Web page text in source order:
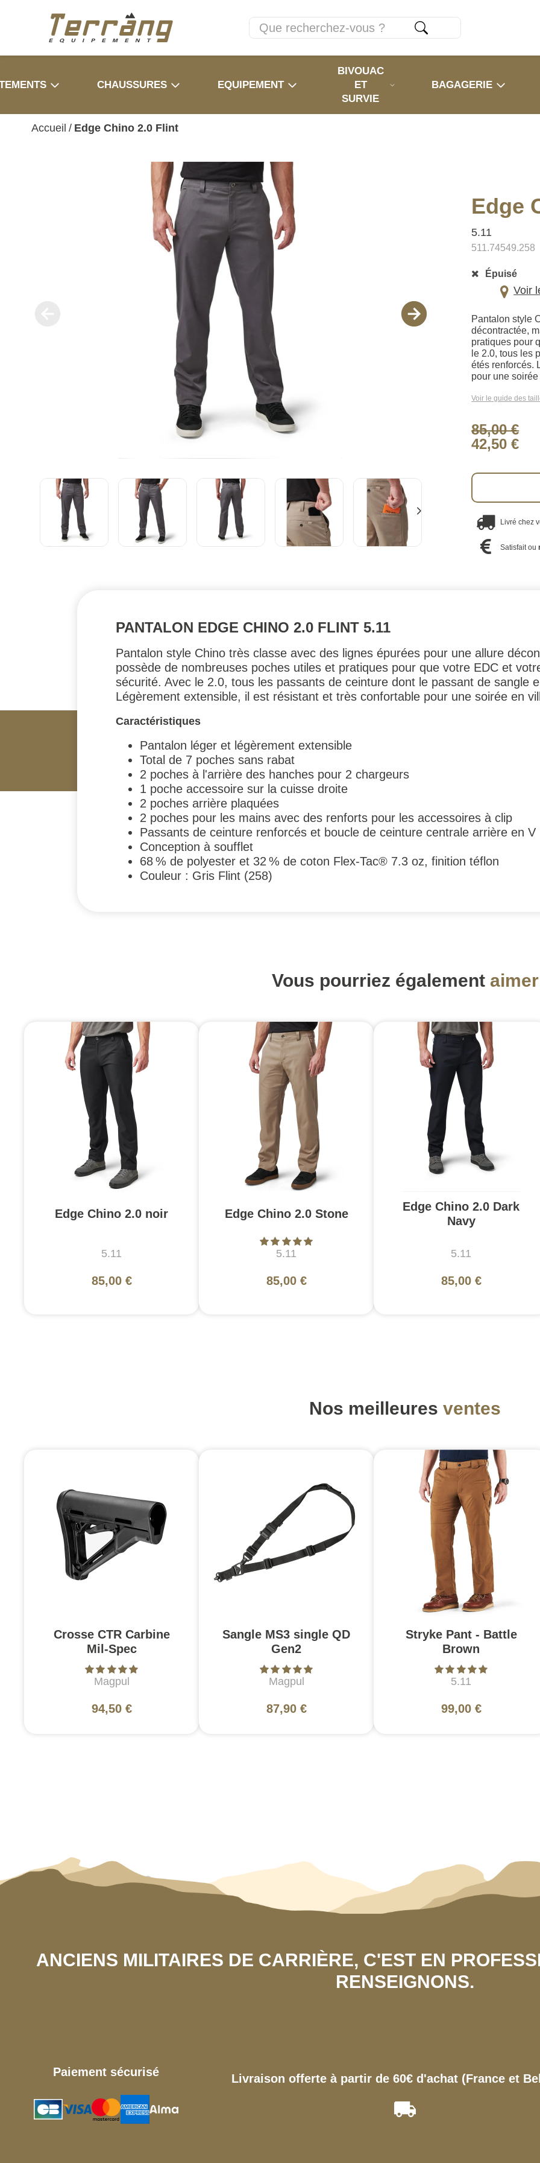
CHAUSSURES EQUIPEMENT
BIVOUAC
ET
SURVIE
BAGAGERIE
Accueil / Edge Chino 2.0 Flint
Edge
5.11
511.74549.258
Épuisé
Voir
Pantalon style
décontractée,
pratiques pour
le 2.0, tous les
étés renforcés.
pour une
Voir le guide des
85,00 €
42,50 €
Livré chez
Satisfait ou
PANTALON EDGE CHINO 2.0 FLINT 5.11
Pantalon style Chino très classe avec des lignes épurées pour une allure
possède de nombreuses poches utiles et pratiques pour que votre EDC et
sécurité. Avec le 2.0, tous les passants de ceinture dont le passant de sangle
Légèrement extensible, il est résistant et très confortable pour une soirée en
Caractéristiques
Pantalon léger et légèrement extensible
Total de 7 poches sans rabat
2 poches à l'arrière des hanches pour 2 chargeurs
1 poche accessoire sur la cuisse droite
2 poches arrière plaquées
2 poches pour les mains avec des renforts pour les accessoires à clip
Passants de ceinture renforcés et boucle de ceinture centrale arrière en V
Conception à soufflet
68 % de polyester et 32 % de coton Flex-Tac® 7.3 oz, finition téflon
Couleur : Gris Flint (258)
Vous pourriez également aimer
Edge Chino 2.0 noir
5.11
85,00 €
Edge Chino 2.0 Stone
5.11
85,00 €
Edge Chino 2.0 Dark
Navy
5.11
85,00 €
Nos meilleures ventes
Crosse CTR Carbine
Mil-Spec
Magpul
94,50 €
Sangle MS3 single QD
Gen2
Magpul
87,90 €
Stryke Pant - Battle
Brown
5.11
99,00 €
ANCIENS MILITAIRES DE CARRIÈRE, C'EST EN
RENSEIGNONS.
Paiement sécurisé Livraison offerte à partir de 60€ d'achat (France et